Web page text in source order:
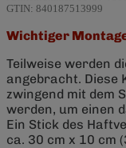
GTIN: 840187513999
Wichtiger
Teilweise werden
angebracht. Diese
zwingend mit dem
werden, um einen
Ein Stick des
ca. 30 cm x 10 cm